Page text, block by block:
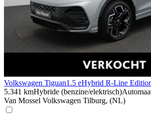
Volkswagen Tiguan1.5 eHybrid R-Line
5.341 kmHybride (benzine/elektrisch)
Van Mossel Volkswagen Tilburg, (NL)